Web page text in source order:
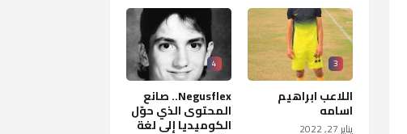
3
اللاعب ابراهيم
اسامه
يناير 27, 2022
4
Negusflex.. صانع
المحتوى الذي حوّل
الكوميديا إلى لغة